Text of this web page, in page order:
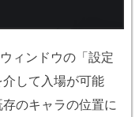
ィンドウの「設定
して入場が可能
のキャラの位置に